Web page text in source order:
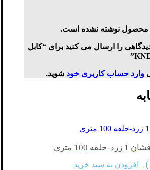
محصول نوشته نشده است.
را ارسال می کنید برای “کابل
وارد حساب کاربری خود شوید.
100 متری
افزودن به سبد خرید